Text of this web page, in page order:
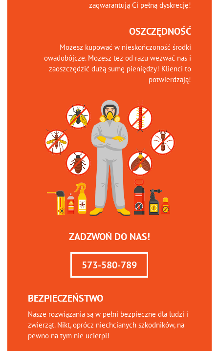
zagwarantują Ci pełną dyskrecję!
OSZCZĘDNOŚĆ
Możesz kupować w nieskończoność środki
owadobójcze. Możesz też od razu wezwać nas i
zaoszczędzić dużą sumę pieniędzy! Klienci to
potwierdzają!
ZADZWOŃ DO NAS!
573-580-789
BEZPIECZEŃSTWO
Nasze rozwiązania są w pełni bezpieczne dla ludzi i
zwierząt. Nikt, oprócz niechcianych szkodników, na
pewno na tym nie ucierpi!